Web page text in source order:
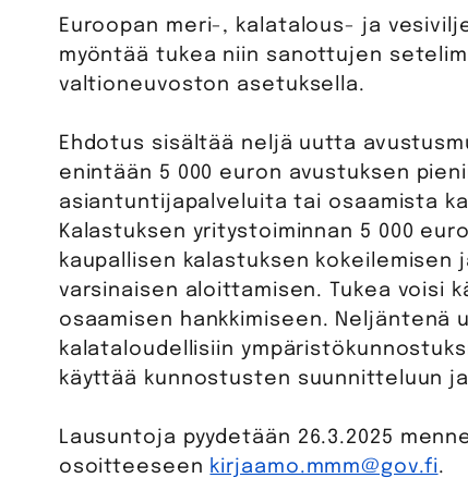
Euroopan meri-, kalatalous- ja
myöntää tukea niin sanottujen
valtioneuvoston asetuksella.
Ehdotus sisältää neljä uutta
enintään 5 000 euron avustuksen
asiantuntijapalveluita tai osaamista
Kalastuksen yritystoiminnan 5 000
kaupallisen kalastuksen kokeilemisen
varsinaisen aloittamisen. Tukea voisi
osaamisen hankkimiseen.
kalataloudellisiin
käyttää kunnostusten suunnitteluun
Lausuntoja pyydetään 26.3.2025
osoitteeseen kirjaamo.mmm@gov.fi.